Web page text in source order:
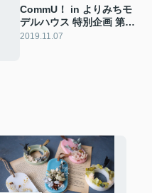
CommU！ in よりみちモ
デルハウス 特別企画 第3
弾
2019.11.07